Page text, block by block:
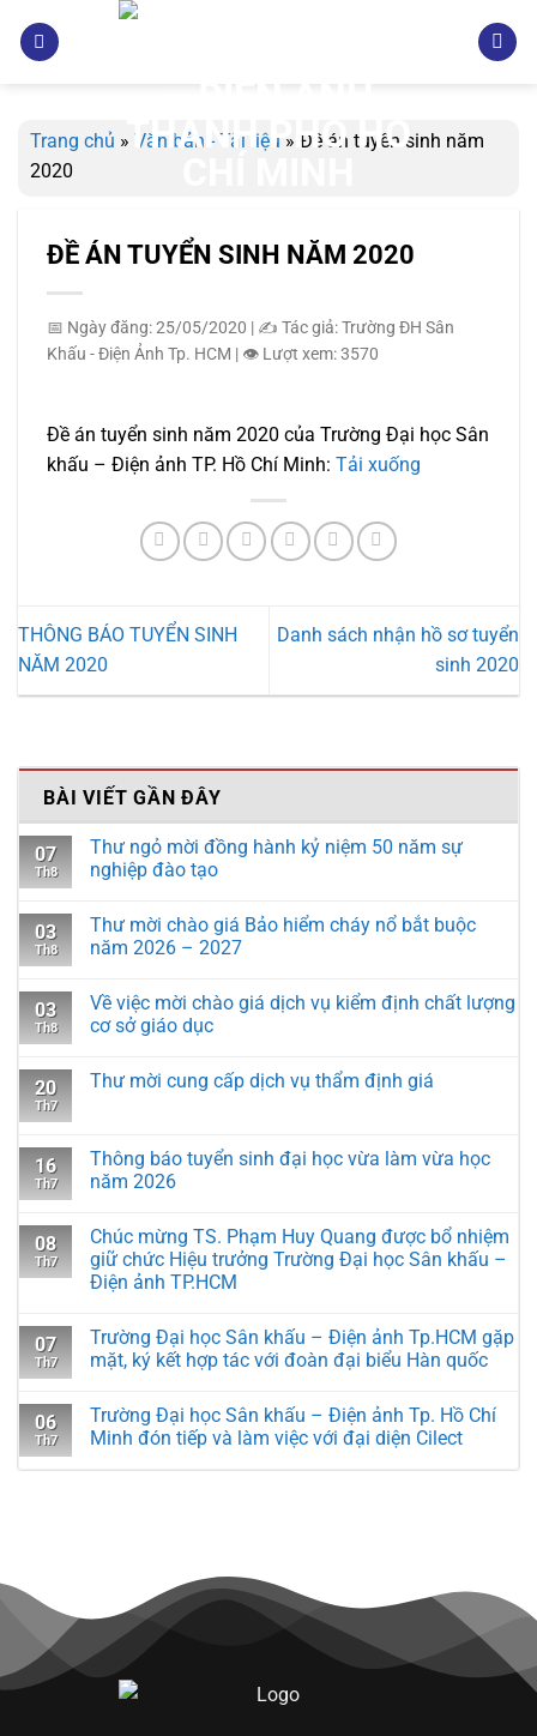
qua
Trang chủ » Văn bản - Tài liệu » Đề án tuyển sinh năm
2020
ĐỀ ÁN TUYỂN SINH NĂM 2020
📅 Ngày đăng: 25/05/2020 | ✍️ Tác giả: Trường ĐH Sân
Khấu - Điện Ảnh Tp. HCM | 👁️ Lượt xem: 3570
Đề án tuyển sinh năm 2020 của Trường Đại học Sân
khấu – Điện ảnh TP. Hồ Chí Minh: Tải xuống
THÔNG BÁO TUYỂN SINH
NĂM 2020
Danh sách nhận hồ sơ tuyển
sinh 2020
BÀI VIẾT GẦN ĐÂY
07
Th8
Thư ngỏ mời đồng hành kỷ niệm 50 năm sự
nghiệp đào tạo
03
Th8
Thư mời chào giá Bảo hiểm cháy nổ bắt buộc
năm 2026 – 2027
03
Th8
Về việc mời chào giá dịch vụ kiểm định chất lượng
cơ sở giáo dục
20
Th7
Thư mời cung cấp dịch vụ thẩm định giá
16
Th7
Thông báo tuyển sinh đại học vừa làm vừa học
năm 2026
08
Th7
Chúc mừng TS. Phạm Huy Quang được bổ nhiệm
giữ chức Hiệu trưởng Trường Đại học Sân khấu –
Điện ảnh TP.HCM
07
Th7
Trường Đại học Sân khấu – Điện ảnh Tp.HCM gặp
mặt, ký kết hợp tác với đoàn đại biểu Hàn quốc
06
Th7
Trường Đại học Sân khấu – Điện ảnh Tp. Hồ Chí
Minh đón tiếp và làm việc với đại diện Cilect